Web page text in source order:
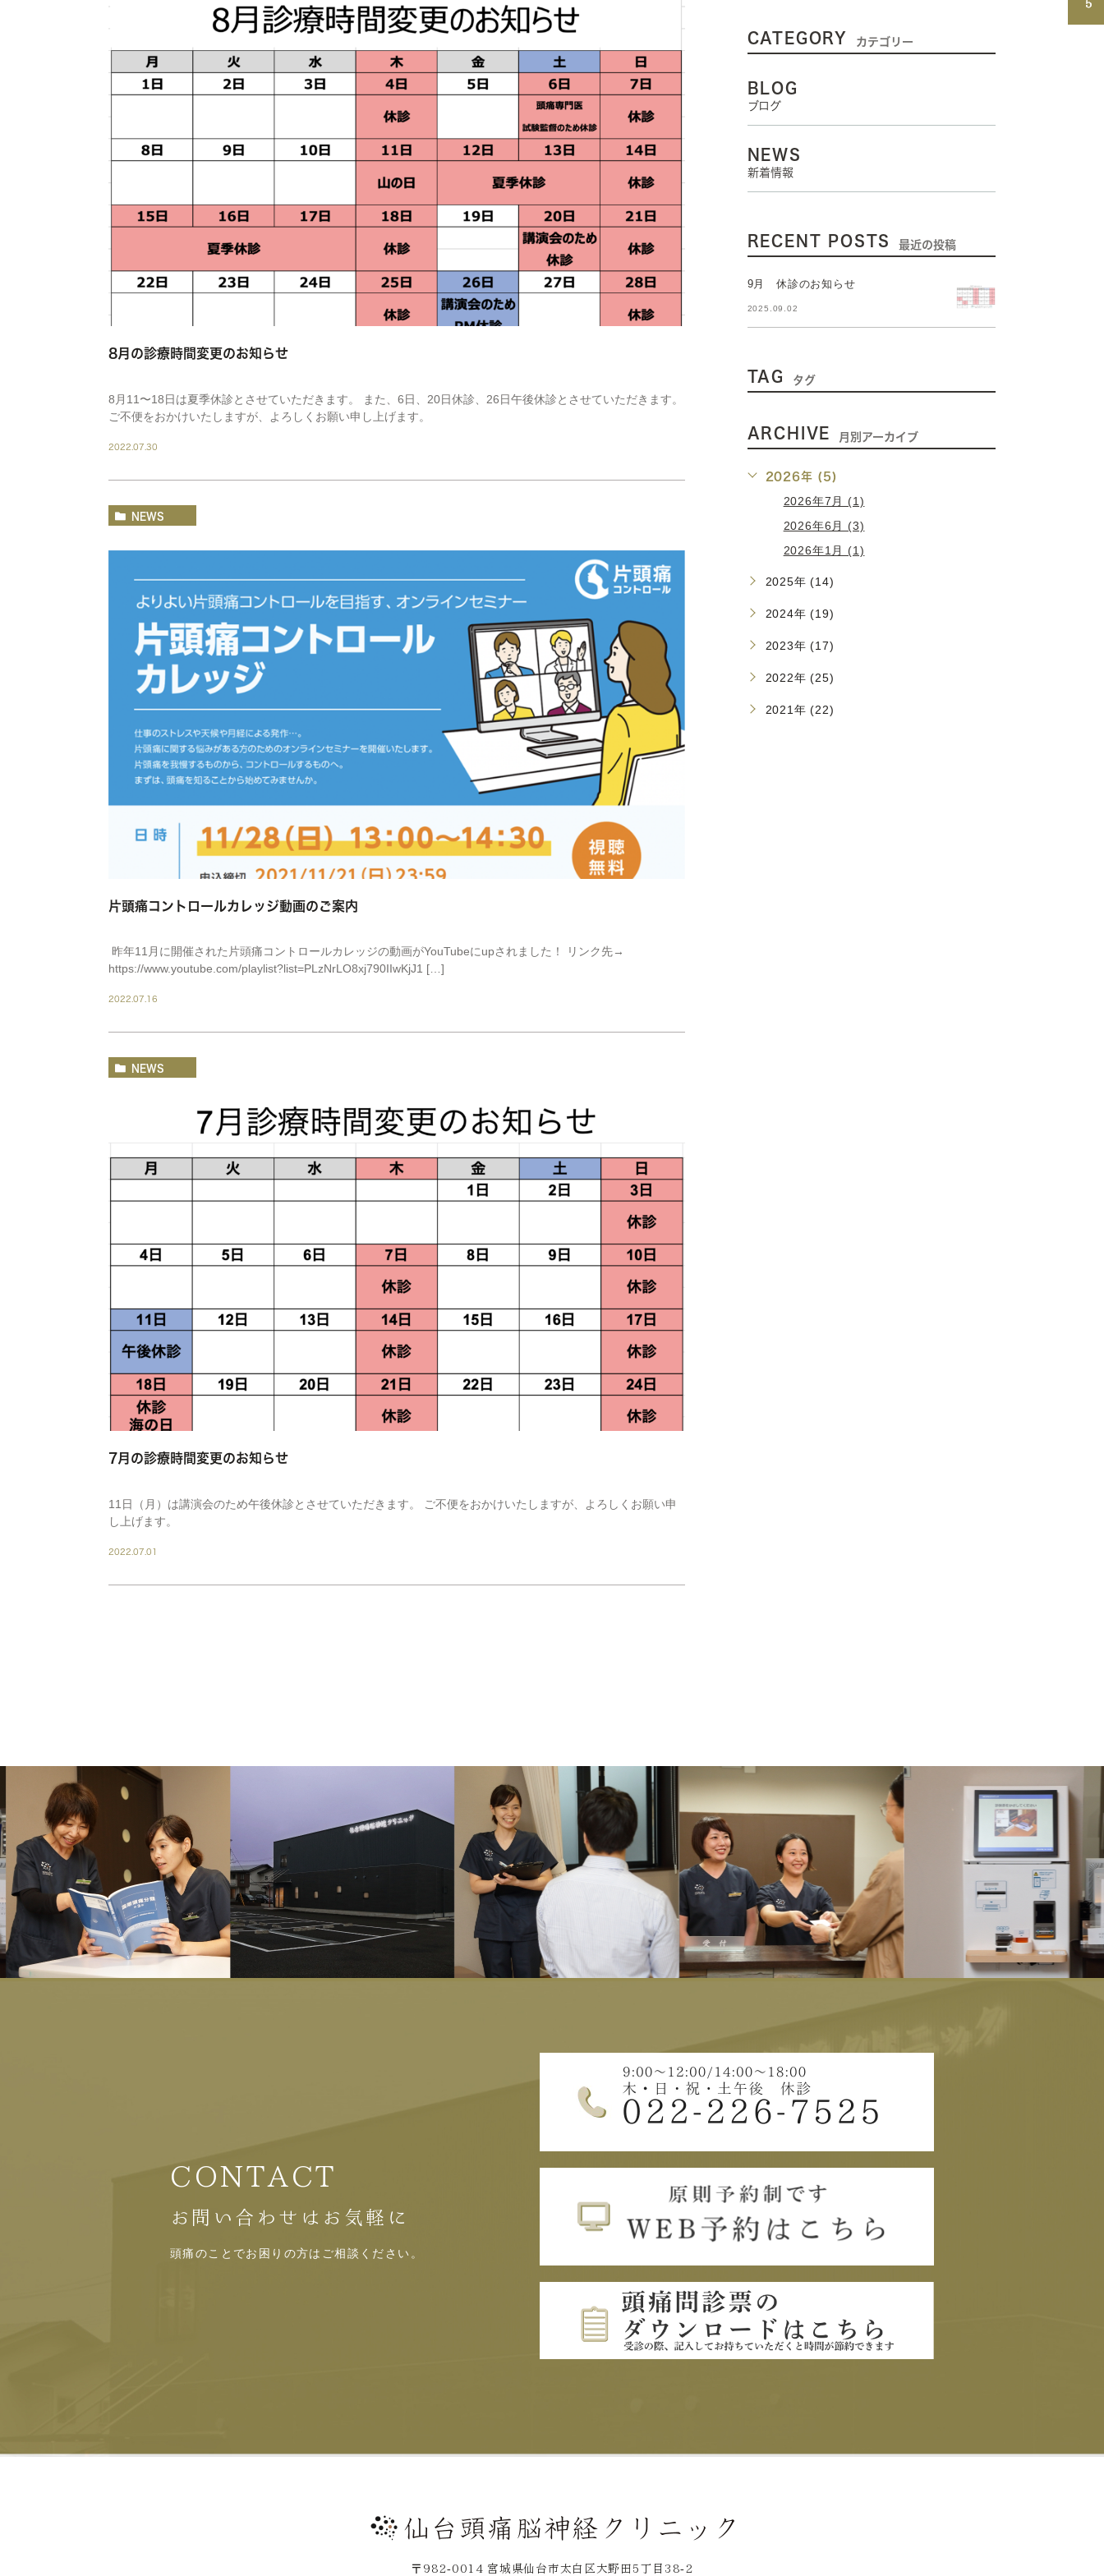
8月の診療時間変更のお知らせ
8月11〜18日は夏季休診とさせていただきます。 また、6日、20日休診、26日午後休診とさせていただきます。
ご不便をおかけいたしますが、よろしくお願い申し上げます。
2022.07.30
NEWS
片頭痛コントロールカレッジ動画のご案内
昨年11月に開催された片頭痛コントロールカレッジの動画がYouTubeにupされました！ リンク先→
https://www.youtube.com/playlist?list=PLzNrLO8xj790IIwKjJ1 […]
2022.07.16
NEWS
7月の診療時間変更のお知らせ
11日（月）は講演会のため午後休診とさせていただきます。 ご不便をおかけいたしますが、よろしくお願い申
し上げます。
2022.07.01
CATEGORY カテゴリー
BLOG
ブログ
NEWS
新着情報
RECENT POSTS 最近の投稿
9月 休診のお知らせ
2025.09.02
TAG タグ
ARCHIVE 月別アーカイブ
2026年 (5)
2026年7月 (1)
2026年6月 (3)
2026年1月 (1)
2025年 (14)
2024年 (19)
2023年 (17)
2022年 (25)
2021年 (22)
CONTACT
お問い合わせはお気軽に
頭痛のことでお困りの方はご相談ください。
〒982-0014 宮城県仙台市太白区大野田5丁目38-2